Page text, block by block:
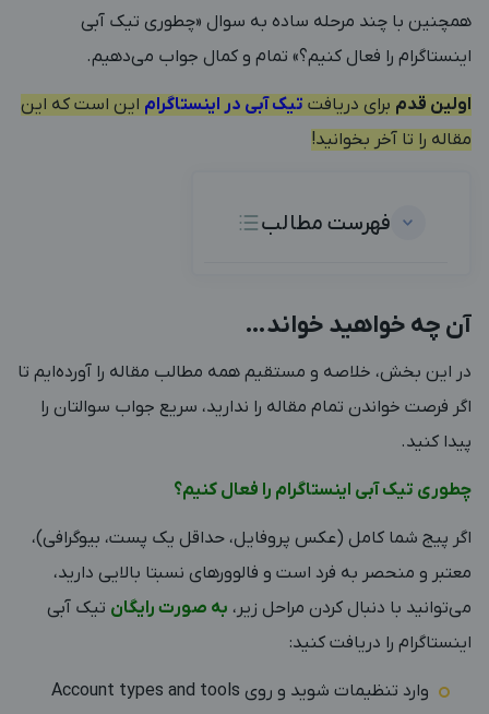
همچنین با چند مرحله ساده به سوال «چطوری تیک آبی
اینستاگرام را فعال کنیم؟» تمام و کمال جواب می‌دهیم.
اولین قدم برای دریافت تیک آبی در اینستاگرام این است که این
مقاله را تا آخر بخوانید!
فهرست مطالب
آن چه خواهید خواند…
در این بخش، خلاصه و مستقیم همه مطالب مقاله را آورده‌ایم تا
اگر فرصت خواندن تمام مقاله را ندارید، سریع جواب سوالتان را
پیدا کنید.
چطوری تیک آبی اینستاگرام را فعال کنیم؟
اگر پیج شما کامل (عکس پروفایل، حداقل یک پست، بیوگرافی)،
معتبر و منحصر به فرد است و فالوورهای نسبتا بالایی دارید،
می‌توانید با دنبال کردن مراحل زیر، به صورت رایگان تیک آبی
اینستاگرام را دریافت کنید:
وارد تنظیمات شوید و روی Account types and tools